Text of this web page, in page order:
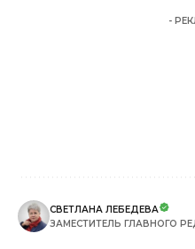
-
СВЕТЛАНА ЛЕБЕДЕВА
ЗАМЕСТИТЕЛЬ ГЛАВНОГО